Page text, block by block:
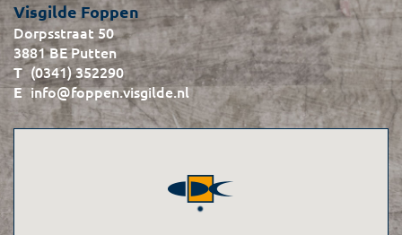
Visgilde Foppen
Dorpsstraat 50
3881 BE Putten
(0341) 352290
info@foppen.visgilde.nl